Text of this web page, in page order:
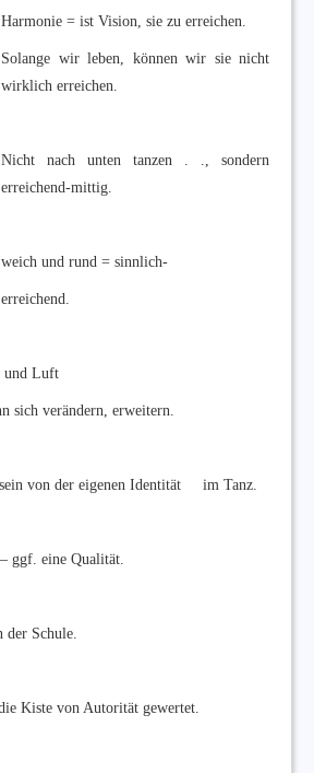
Harmonie = ist Vision, sie zu erreichen.
Solange wir leben, können wir sie nicht
wirklich erreichen.
Nicht nach unten tanzen . ., sondern
erreichend-mittig.
weich und rund = sinnlich-
erreichend.
und Luft
sich verändern, erweitern.
von der eigenen Identität im Tanz.
ggf. eine Qualität.
der Schule.
Kiste von Autorität gewertet.